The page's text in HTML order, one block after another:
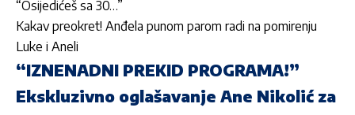
“Osijedićeš sa 30…”
Kakav preokret! Anđela punom parom radi na pomirenju
Luke i Aneli
“IZNENADNI PREKID PROGRAMA!”
Ekskluzivno oglašavanje Ane Nikolić za